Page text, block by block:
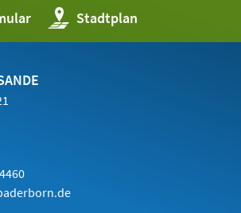
Stadtplan
(Öffnet
in
einem